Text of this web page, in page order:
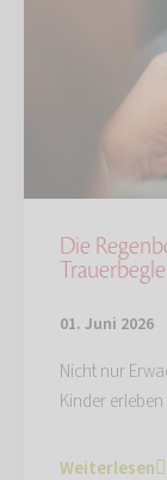
Die
01. Juni 2026
Nicht nur
Kinder
Weiterlesen